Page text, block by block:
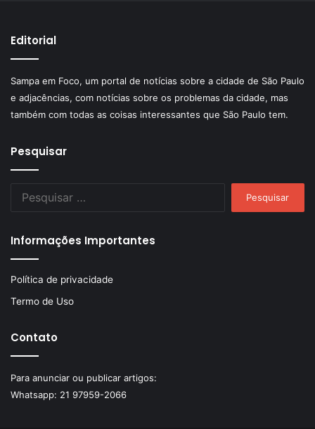
Editorial
Sampa em Foco, um portal de notícias sobre a cidade de São Paulo
e adjacências, com notícias sobre os problemas da cidade, mas
também com todas as coisas interessantes que São Paulo tem.
Pesquisar
Informações Importantes
Política de privacidade
Termo de Uso
Contato
Para anunciar ou publicar artigos:
Whatsapp: 21 97959-2066